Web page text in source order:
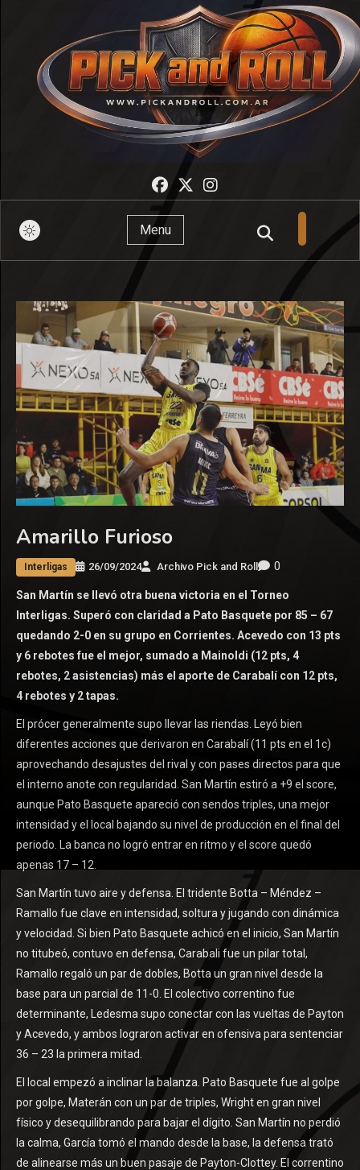
Pick And Roll
Menu
Amarillo Furioso
Interligas 26/09/2024 Archivo Pick and Roll 0
San Martín se llevó otra buena victoria en el Torneo
Interligas. Superó con claridad a Pato Basquete por 85 – 67
quedando 2-0 en su grupo en Corrientes. Acevedo con 13 pts
y 6 rebotes fue el mejor, sumado a Mainoldi (12 pts, 4
rebotes, 2 asistencias) más el aporte de Carabalí con 12 pts,
4 rebotes y 2 tapas.
El prócer generalmente supo llevar las riendas. Leyó bien
diferentes acciones que derivaron en Carabalí (11 pts en el 1c)
aprovechando desajustes del rival y con pases directos para que
el interno anote con regularidad. San Martín estiró a +9 el score,
aunque Pato Basquete apareció con sendos triples, una mejor
intensidad y el local bajando su nivel de producción en el final del
periodo. La banca no logró entrar en ritmo y el score quedó
apenas 17 – 12.
San Martín tuvo aire y defensa. El tridente Botta – Méndez –
Ramallo fue clave en intensidad, soltura y jugando con dinámica
y velocidad. Si bien Pato Basquete achicó en el inicio, San Martín
no titubeó, contuvo en defensa, Carabali fue un pilar total,
Ramallo regaló un par de dobles, Botta un gran nivel desde la
base para un parcial de 11-0. El colectivo correntino fue
determinante, Ledesma supo conectar con las vueltas de Payton
y Acevedo, y ambos lograron activar en ofensiva para sentenciar
36 – 23 la primera mitad.
El local empezó a inclinar la balanza. Pato Basquete fue al golpe
por golpe, Materán con un par de triples, Wright en gran nivel
físico y desequilibrando para bajar el dígito. San Martín no perdió
la calma, García tomó el mando desde la base, la defensa trató
de alinearse más un buen pasaje de Payton-Clottey. El correntino